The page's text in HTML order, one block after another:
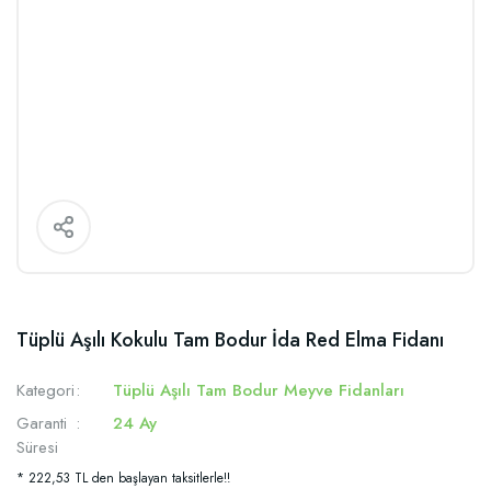
Tüplü Aşılı Kokulu Tam Bodur İda Red Elma Fidanı
Kategori
Tüplü Aşılı Tam Bodur Meyve Fidanları
Garanti
Süresi
24 Ay
* 222,53 TL den başlayan taksitlerle!!